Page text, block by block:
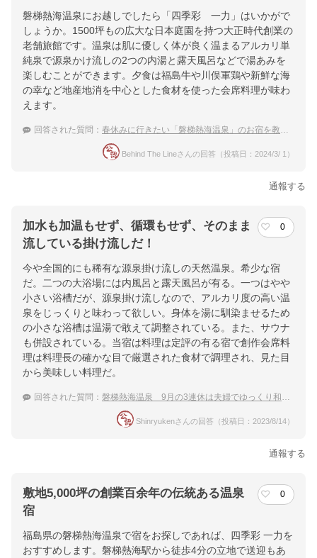
磐梯熱海温泉にお越しでしたら「四季彩 一力」はいかがで
しょうか。1500坪もの広大な日本庭園を持つ大正時代創業の
老舗旅館です。温泉は肌に優しく体が良く温まるアルカリ単
純泉で源泉かけ流しの2つの内湯と露天風呂などで湯あみを
楽しむことができます。夕食は福島牛や川俣軍鶏や新鮮な海
の幸など地産地消を中心とした食材を使った会席料理が味わ
えます。
回答された質問： 春休みに行きたい「磐梯熱海温泉」のお宿を教えて！
Behind The Lineさんの回答（投稿日：2024/3/ 1）
通報する
加水も加温もせず、循環もせず、そのまま
流している掛け流しだ！
0
今や全国的にも稀有な源泉掛け流しの天然温泉。希少な宿
だ。二つの大浴場には内風呂と露天風呂が有る。一つはやや
小さい浴槽だが、源泉掛け流しなので、アルカリ度の高い温
泉をじっくりと味わって欲しい。身体を湯に馴染ませるため
の小さな浴槽は温湯で敢えて調整されている。また、サウナ
も併設されている。当宿は料理は定評の有る宿で創作会席料
理は料理長の確かな目で厳選された食材で調理され、見た目
から美味しい料理だ。
回答された質問： 磐梯熱海温泉 9月の3連休は夫婦でゆっくり和風旅館と上質な温泉を楽しみたい！
Shinryukenさんの回答（投稿日：2023/8/14）
通報する
敷地5,000坪の創業百余年の伝統ある温泉
宿
0
福島県の磐梯熱海温泉で宿をお探しであれば、四季彩 一力を
おすすめします。磐梯熱海駅から徒歩4分の立地で送迎もあ